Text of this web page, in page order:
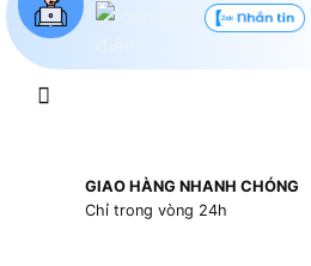
GIAO HÀNG NHANH CHÓNG
Chỉ trong vòng 24h